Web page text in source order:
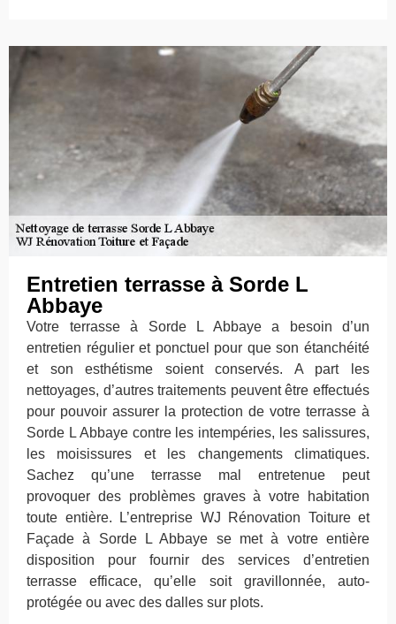
Entretien terrasse à Sorde L
Abbaye
Votre terrasse à Sorde L Abbaye a besoin d’un
entretien régulier et ponctuel pour que son étanchéité
et son esthétisme soient conservés. A part les
nettoyages, d’autres traitements peuvent être effectués
pour pouvoir assurer la protection de votre terrasse à
Sorde L Abbaye contre les intempéries, les salissures,
les moisissures et les changements climatiques.
Sachez qu’une terrasse mal entretenue peut
provoquer des problèmes graves à votre habitation
toute entière. L’entreprise WJ Rénovation Toiture et
Façade à Sorde L Abbaye se met à votre entière
disposition pour fournir des services d’entretien
terrasse efficace, qu’elle soit gravillonnée, auto-
protégée ou avec des dalles sur plots.